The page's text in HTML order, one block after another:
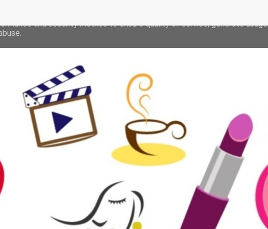
its services and to analyze traffic. Your IP address and user-agent
and security metrics to ensure quality of service, generate usage